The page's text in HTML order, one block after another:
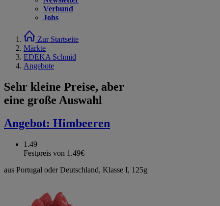
Verbund
Jobs
Zur Startseite
Märkte
EDEKA Schmid
Angebote
Sehr kleine Preise, aber
eine große Auswahl
Angebot: Himbeeren
1.49
Festpreis von 1.49€
aus Portugal oder Deutschland, Klasse I, 125g